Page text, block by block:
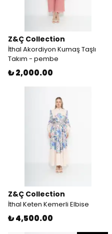
Z&Ç Collection
İthal Akordiyon Kumaş Taşlı
Takım - pembe
₺ 2,000.00
Z&Ç Collection
İthal Keten Kemerli Elbise
₺ 4,500.00